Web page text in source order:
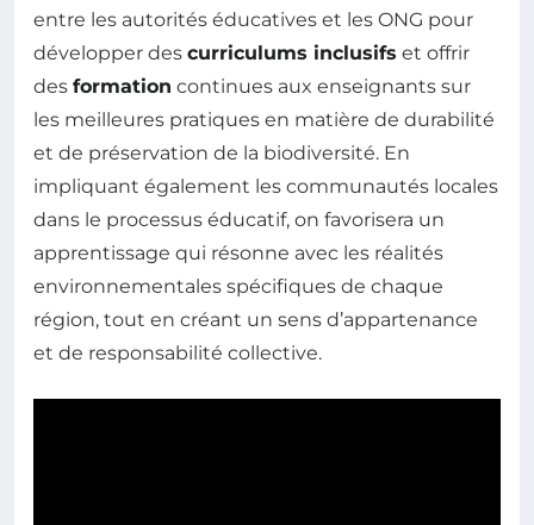
entre les autorités éducatives et les ONG pour
développer des curriculums inclusifs et offrir
des formation continues aux enseignants sur
les meilleures pratiques en matière de durabilité
et de préservation de la biodiversité. En
impliquant également les communautés locales
dans le processus éducatif, on favorisera un
apprentissage qui résonne avec les réalités
environnementales spécifiques de chaque
région, tout en créant un sens d’appartenance
et de responsabilité collective.